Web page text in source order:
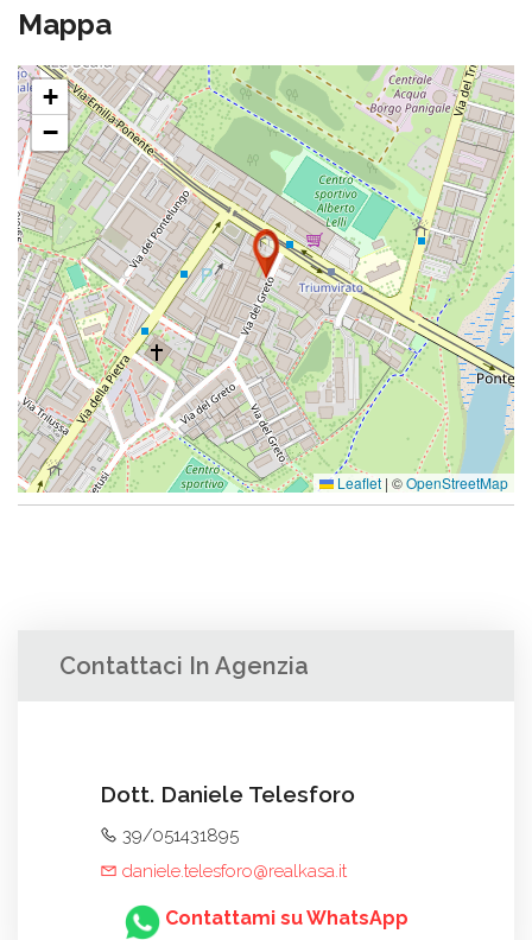
Mappa
+
−
Leaflet | ©OpenStreetMap
Contattaci In Agenzia
Dott. Daniele Telesforo
39/051431895
daniele.telesforo@realkasa.it
Contattami su WhatsApp